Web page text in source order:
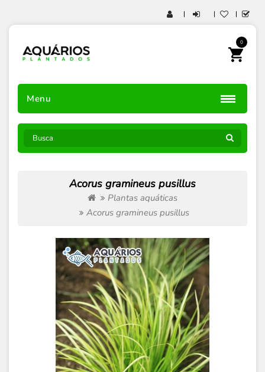
0
Menu
Acorus gramineus pusillus
Plantas aquáticas
Acorus gramineus pusillus